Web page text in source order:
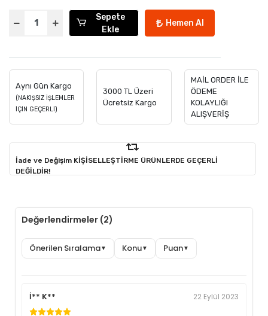
Sepete
Ekle
Hemen Al
Aynı Gün Kargo
(NAKIŞSIZ İŞLEMLER
İÇİN GEÇERLİ)
3000 TL Üzeri
Ücretsiz Kargo
MAİL ORDER İLE
ÖDEME
KOLAYLIĞI
ALIŞVERİŞ
İade ve Değişim KİŞİSELLEŞTİRME ÜRÜNLERDE GEÇERLİ
DEĞİLDİR!
Değerlendirmeler (2)
Önerilen Sıralama▼ Konu▼ Puan▼
İ** K** 22 Eylül 2023